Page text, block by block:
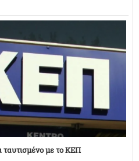
ταυτισμένο με το ΚΕΠ